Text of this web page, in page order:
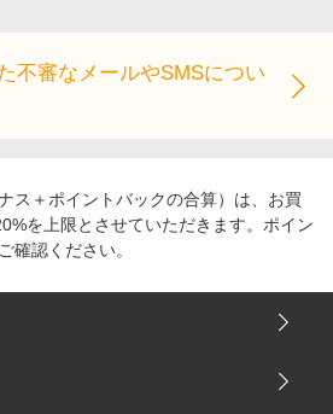
ド分割払い
不審なメールやSMSについ
ス＋ポイントバックの合算）は、お買
を上限とさせていただきます。ポイン
確認ください。